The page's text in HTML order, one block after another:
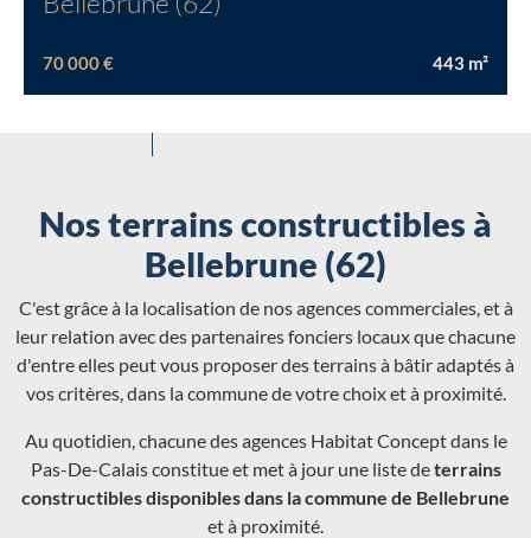
70 000 € 443 m²
Nos terrains constructibles à
Bellebrune (62)
C'est grâce à la localisation de nos agences commerciales, et à
leur relation avec des partenaires fonciers locaux que chacune
d'entre elles peut vous proposer des terrains à bâtir adaptés à
vos critères, dans la commune de votre choix et à proximité.
Au quotidien, chacune des agences Habitat Concept dans le
Pas-De-Calais constitue et met à jour une liste deterrains
constructibles disponibles dans la commune de Bellebrune
et à proximité.